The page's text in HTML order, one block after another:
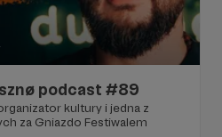
podcast #89
kultury i jedna z
za Gniazdo Festiwalem